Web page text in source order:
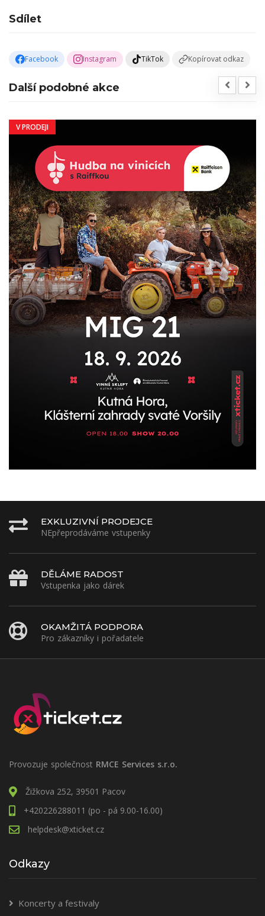
Sdílet
Facebook Instagram TikTok Kopírovat odkaz
Další podobné akce
V PRODEJI
EXKLUZIVNÍ PRODEJCE
NEpřeprodáváme vstupenky
DĚLÁME RADOST
Vstupenka jako dárek
OKAMŽITÁ PODPORA
Pro zákazníky i pořadatele
Provozuje společnost RMCE Services s.r.o.
Žižkova 252, 39501 Pacov
+420226288011 (po - pá 9.00-16.00)
helpdesk@xticket.cz
Odkazy
Koncerty a festivaly